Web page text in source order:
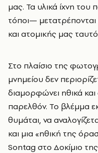
μας. Τα υλικά ίχνη του
τόποι—
και ατομικής μας
Στο πλαίσιο της
μνημείου δεν
διαμορφώνει ηθικά
παρελθόν. Το βλέμμα
θυμάται, να
και μια «ηθική της
Sontag στο Δοκίμιο